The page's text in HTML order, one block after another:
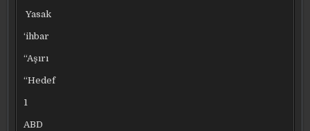
Yasak
‘ihbar
“Aşırı
“Hedef
1
ABD